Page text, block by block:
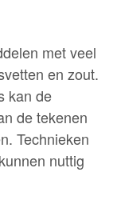
met veel
en zout.
kan de
de tekenen
Technieken
nuttig